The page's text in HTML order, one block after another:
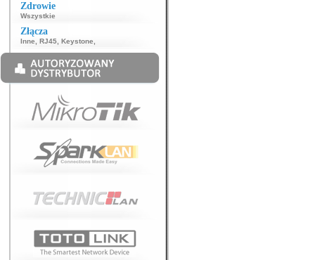
Zdrowie
Wszystkie
Złącza
Inne RJ45 Keystone